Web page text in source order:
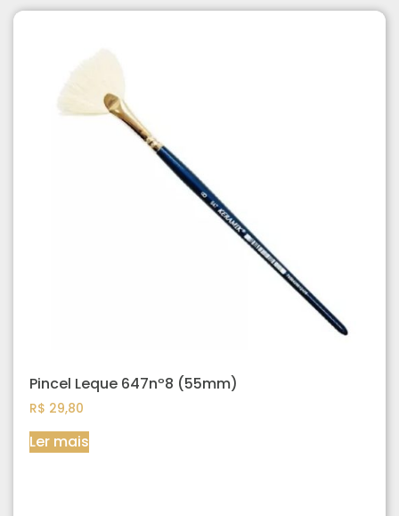
Pincel Leque 647nº8 (55mm)
R$ 29,80
Ler mais